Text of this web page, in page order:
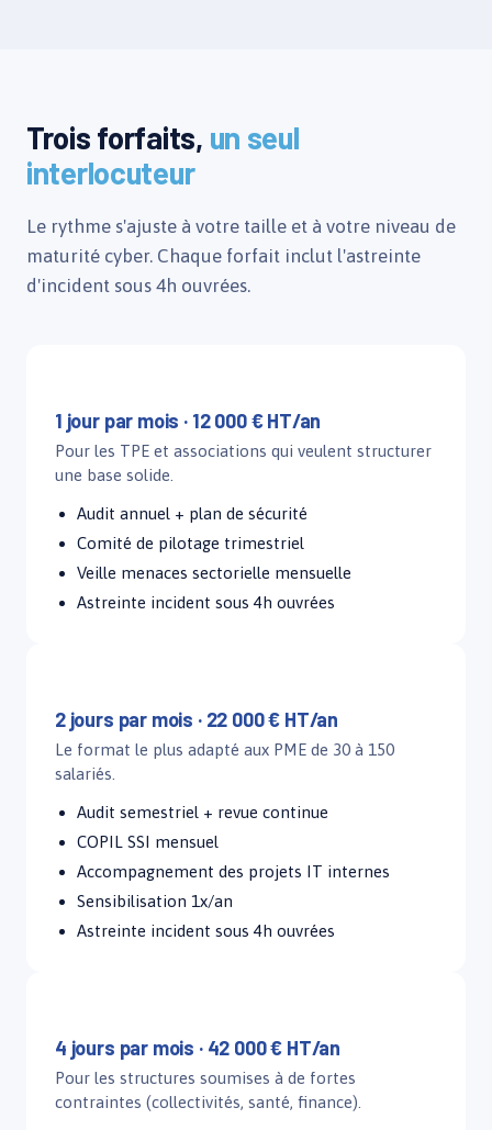
Trois forfaits, un seul
interlocuteur
Le rythme s'ajuste à votre taille et à votre niveau de
maturité cyber. Chaque forfait inclut l'astreinte
d'incident sous 4h ouvrées.
1 jour par mois · 12 000 € HT/an
Pour les TPE et associations qui veulent structurer
une base solide.
Audit annuel + plan de sécurité
Comité de pilotage trimestriel
Veille menaces sectorielle mensuelle
Astreinte incident sous 4h ouvrées
2 jours par mois · 22 000 € HT/an
Le format le plus adapté aux PME de 30 à 150
salariés.
Audit semestriel + revue continue
COPIL SSI mensuel
Accompagnement des projets IT internes
Sensibilisation 1x/an
Astreinte incident sous 4h ouvrées
4 jours par mois · 42 000 € HT/an
Pour les structures soumises à de fortes
contraintes (collectivités, santé, finance).